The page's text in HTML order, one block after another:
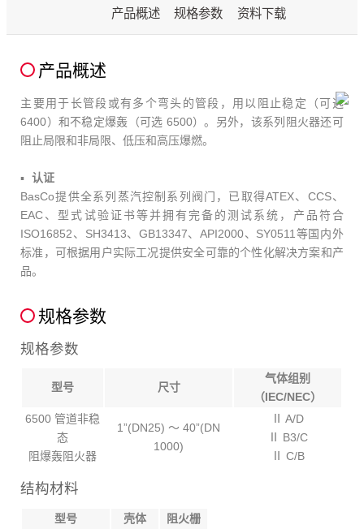
产品概述 规格参数 资料下载
产品概述
主要用于长管段或有多个弯头的管段，用以阻止稳定（可选
6400）和不稳定爆轰（可选 6500）。另外，该系列阻火器还可
阻止局限和非局限、低压和高压爆燃。
认证
BasCo提供全系列蒸汽控制系列阀门，已取得ATEX、CCS、
EAC、型式试验证书等并拥有完备的测试系统，产品符合
ISO16852、SH3413、GB13347、API2000、SY0511等国内外
标准，可根据用户实际工况提供安全可靠的个性化解决方案和产
品。
规格参数
规格参数
型号 尺寸
气体组别
（IEC/NEC）
6500 管道非稳
态
阻爆轰阻火器
1”(DN25) ～ 40”(DN
1000)
Ⅱ A/D
Ⅱ B3/C
Ⅱ C/B
结构材料
型号 壳体 阻火栅